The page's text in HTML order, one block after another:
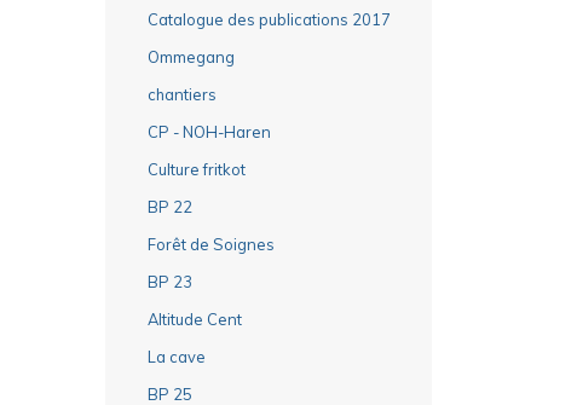
Catalogue des publications 2017
Ommegang
chantiers
CP - NOH-Haren
Culture fritkot
BP 22
Forêt de Soignes
BP 23
Altitude Cent
La cave
BP 25